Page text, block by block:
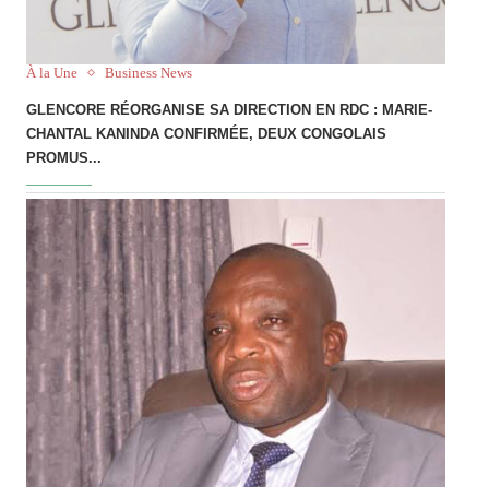
À la Une Business News
GLENCORE RÉORGANISE SA DIRECTION EN RDC : MARIE-
CHANTAL KANINDA CONFIRMÉE, DEUX CONGOLAIS
PROMUS...